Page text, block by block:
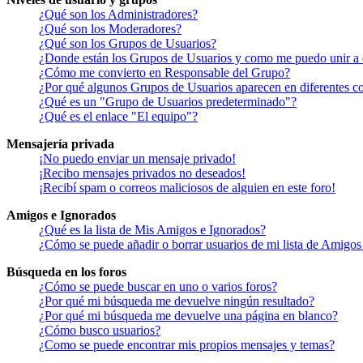
¿Qué son los Administradores?
¿Qué son los Moderadores?
¿Qué son los Grupos de Usuarios?
¿Donde están los Grupos de Usuarios y como me puedo unir a
¿Cómo me convierto en Responsable del Grupo?
¿Por qué algunos Grupos de Usuarios aparecen en diferentes
¿Qué es un "Grupo de Usuarios predeterminado"?
¿Qué es el enlace "El equipo"?
Mensajería privada
¡No puedo enviar un mensaje privado!
¡Recibo mensajes privados no deseados!
¡Recibí spam o correos maliciosos de alguien en este foro!
Amigos e Ignorados
¿Qué es la lista de Mis Amigos e Ignorados?
¿Cómo se puede añadir o borrar usuarios de mi lista de
Búsqueda en los foros
¿Cómo se puede buscar en uno o varios foros?
¿Por qué mi búsqueda me devuelve ningún resultado?
¿Por qué mi búsqueda me devuelve una página en blanco?
¿Cómo busco usuarios?
¿Como se puede encontrar mis propios mensajes y temas?